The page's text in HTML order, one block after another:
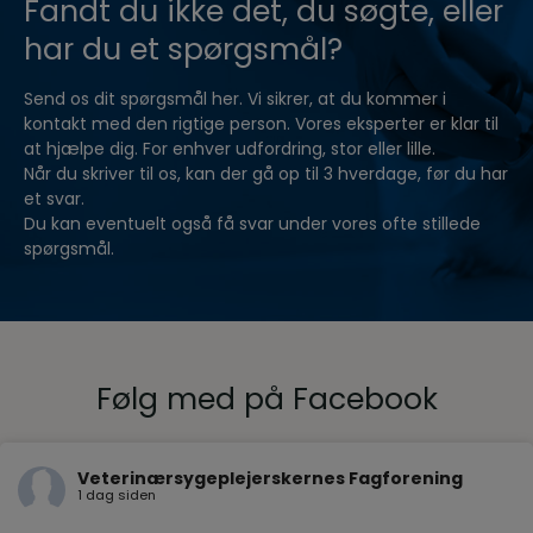
Fandt du ikke det, du søgte, eller
har du et spørgsmål?
Send os dit spørgsmål her. Vi sikrer, at du kommer i
kontakt med den rigtige person. Vores eksperter er klar til
at hjælpe dig. For enhver udfordring, stor eller lille.
Når du skriver til os, kan der gå op til 3 hverdage, før du har
et svar.
Du kan eventuelt også få svar under vores ofte stillede
spørgsmål.
Følg med på Facebook
Veterinærsygeplejerskernes Fagforening
1 dag siden